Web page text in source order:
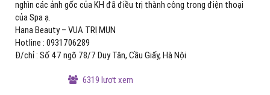
nghìn các ảnh gốc của KH đã điều trị thành công trong điện thoại
của Spa ạ.
Hana Beauty – VUA TRỊ MỤN
Hotline : 0931706289
Đ/chỉ : Số 47 ngõ 78/7 Duy Tân, Cầu Giấy, Hà Nội
6319 lượt xem